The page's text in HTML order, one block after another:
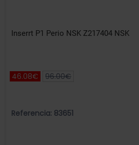
Inserrt P1 Perio NSK Z217404 NSK
46.08€ 96.00€
Referencia: 83651